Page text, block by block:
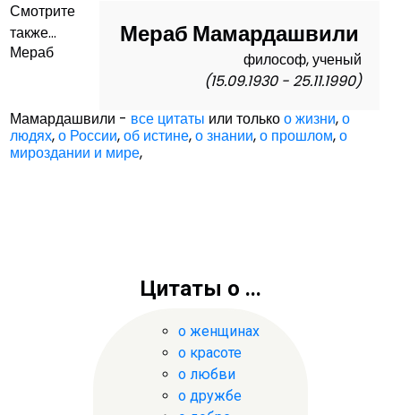
Мераб Мамардашвили
философ, ученый
(15.09.1930 - 25.11.1990)
Смотрите
также...
Мераб
Мамардашвили - все цитаты или толькоо жизни,о
людях,о России,об истине,о знании,о прошлом,о
мироздании и мире,
Цитаты о ...
о женщинах
о красоте
о любви
о дружбе